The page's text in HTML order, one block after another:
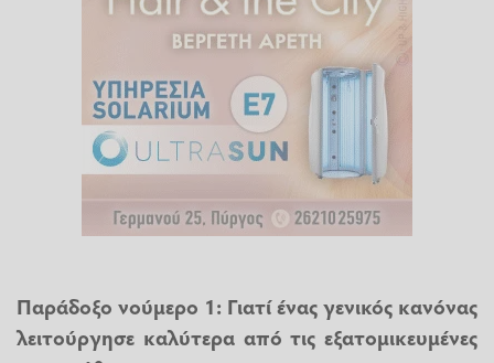
Παράδοξο νούμερο 1: Γιατί ένας γενικός κανόνας
λειτούργησε καλύτερα από τις εξατομικευμένες